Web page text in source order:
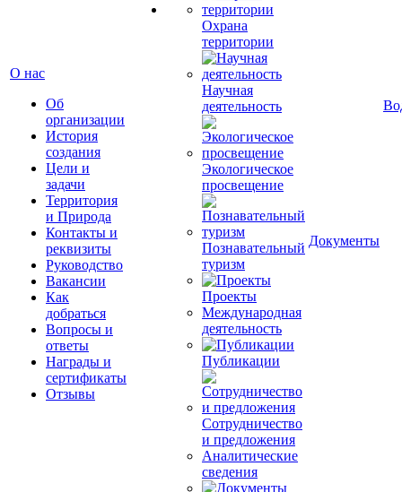
О нас
Об
организации
История
создания
Цели и
задачи
Территория
и Природа
Контакты и
реквизиты
Руководство
Вакансии
Как
добраться
Вопросы и
ответы
Награды и
сертификаты
Отзывы
Охрана
территории
Научная
деятельность
Экологическое
просвещение
Познавательный
туризм
Проекты
Международная
деятельность
Публикации
Сотрудничество
и предложения
Аналитические
сведения
Документы